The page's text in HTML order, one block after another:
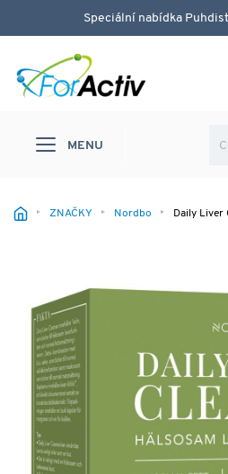
Speciální nabídka
MENU
ZNAČKY Nordbo Daily Liver